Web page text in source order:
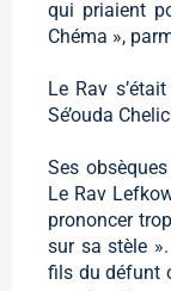
qui priaient
Chéma »,
Le Rav
Sé’ouda
Ses
Le Rav
prononcer
sur sa stèle
fils du défunt